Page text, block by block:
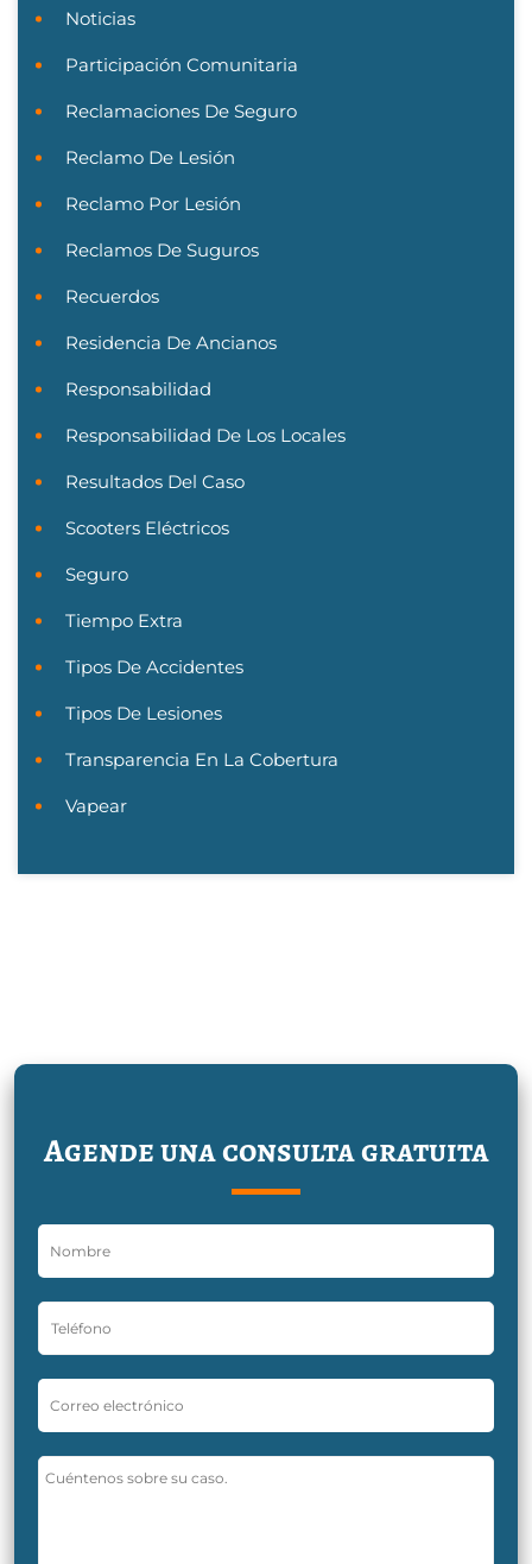
Noticias
Participación Comunitaria
Reclamaciones De Seguro
Reclamo De Lesión
Reclamo Por Lesión
Reclamos De Suguros
Recuerdos
Residencia De Ancianos
Responsabilidad
Responsabilidad De Los Locales
Resultados Del Caso
Scooters Eléctricos
Seguro
Tiempo Extra
Tipos De Accidentes
Tipos De Lesiones
Transparencia En La Cobertura
Vapear
Agende una consulta gratuita